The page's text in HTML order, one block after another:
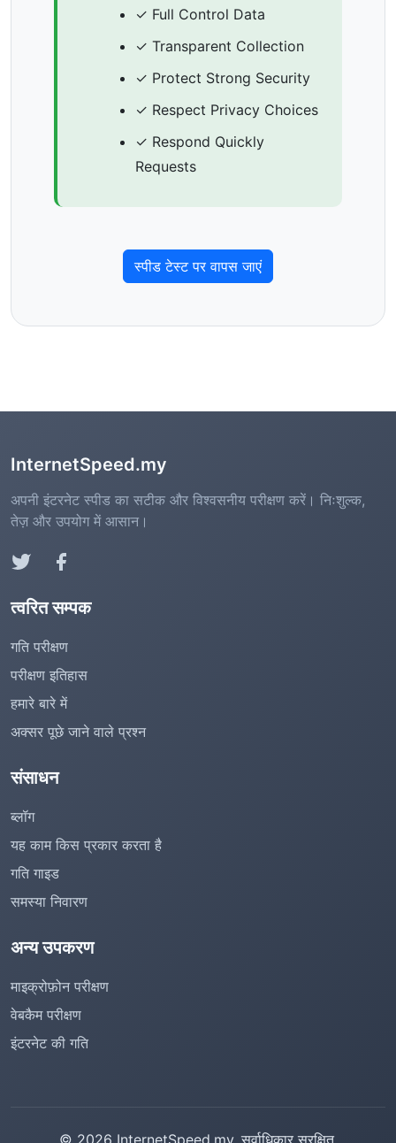
✓ Full Control Data
✓ Transparent Collection
✓ Protect Strong Security
✓ Respect Privacy Choices
✓ Respond Quickly
Requests
स्पीड टेस्ट पर वापस जाएं
InternetSpeed.my
अपनी इंटरनेट स्पीड का सटीक और विश्वसनीय परीक्षण करें। निःशुल्क,
तेज़ और उपयोग में आसान।
त्वरित सम्पक
गति परीक्षण
परीक्षण इतिहास
हमारे बारे में
अक्सर पूछे जाने वाले प्रश्न
संसाधन
ब्लॉग
यह काम किस प्रकार करता है
गति गाइड
समस्या निवारण
अन्य उपकरण
माइक्रोफ़ोन परीक्षण
वेबकैम परीक्षण
इंटरनेट की गति
© 2026 InternetSpeed.my. सर्वाधिकार सुरक्षित.